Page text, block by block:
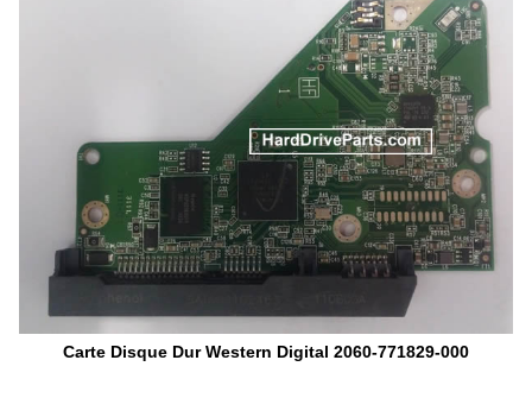
Carte Disque Dur Western Digital 2060-771829-000